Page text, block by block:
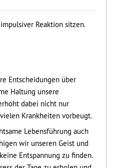
Reaktion sitzen.
Entscheidungen über
Haltung unsere
dabei nicht nur
Krankheiten vorbeugt.
Lebensführung auch
wir unseren Geist und
Entspannung zu finden.